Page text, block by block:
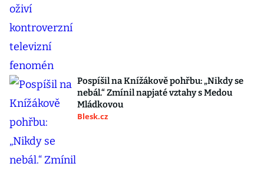
Pospíšil na Knížákově pohřbu: „Nikdy se
nebál.“ Zmínil napjaté vztahy s Medou
Mládkovou
Blesk.cz